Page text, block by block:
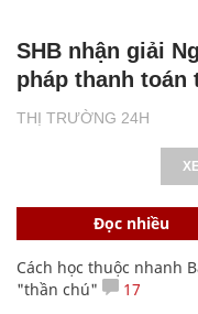
THỊ TRƯỜNG 24H
SHB nhận giải
pháp thanh toán
Đọc nhiều
Cách học thuộc nhanh
"thần chú"
17